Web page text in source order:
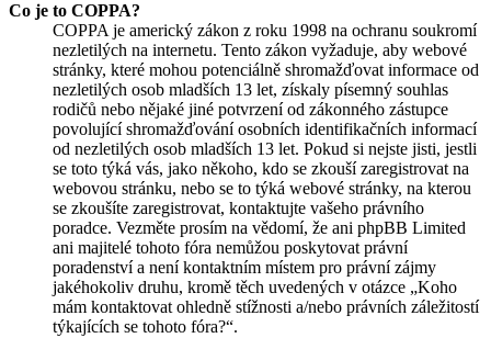
Co je to COPPA?
COPPA je americký zákon z roku 1998 na ochranu soukromí
nezletilých na internetu. Tento zákon vyžaduje, aby webové
stránky, které mohou potenciálně shromažďovat informace od
nezletilých osob mladších 13 let, získaly písemný souhlas
rodičů nebo nějaké jiné potvrzení od zákonného zástupce
povolující shromažďování osobních identifikačních informací
od nezletilých osob mladších 13 let. Pokud si nejste jisti, jestli
se toto týká vás, jako někoho, kdo se zkouší zaregistrovat na
webovou stránku, nebo se to týká webové stránky, na kterou
se zkoušíte zaregistrovat, kontaktujte vašeho právního
poradce. Vezměte prosím na vědomí, že ani phpBB Limited
ani majitelé tohoto fóra nemůžou poskytovat právní
poradenství a není kontaktním místem pro právní zájmy
jakéhokoliv druhu, kromě těch uvedených v otázce „Koho
mám kontaktovat ohledně stížnosti a/nebo právních záležitostí
týkajících se tohoto fóra?“.